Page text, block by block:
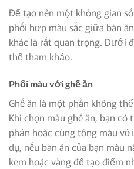
Để tạo nên một không gian
phối hợp màu sắc giữa bàn
khác là rất quan trọng. Dưới
thể tham khảo.
Phối màu với ghế ăn
Ghế ăn là một phần không
Khi chọn màu ghế ăn, bạn
phản hoặc cùng tông màu
dụ, nếu bàn ăn của bạn màu
kem hoặc vàng để tạo điểm